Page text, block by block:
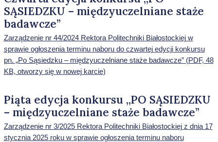
SĄSIEDZKU – międzyuczelniane staże
badawcze”
Zarządzenie nr 44/2024 Rektora Politechniki Białostockiej w
sprawie ogłoszenia terminu naboru do czwartej edycji konkursu
pn. „Po Sąsiedzku – międzyuczelniane staże badawcze” (PDF, 48
KB, otworzy się w nowej karcie)
Piąta edycja konkursu „PO SĄSIEDZKU
– międzyuczelniane staże badawcze”
Zarządzenie nr 3/2025 Rektora Politechniki Białostockiej z dnia 17
stycznia 2025 roku w sprawie ogłoszenia terminu naboru